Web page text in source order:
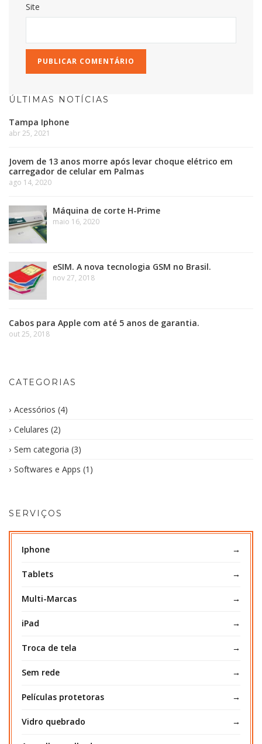
Site
ÚLTIMAS NOTÍCIAS
Tampa Iphone
abr 25, 2021
Jovem de 13 anos morre após levar choque elétrico em
carregador de celular em Palmas
ago 14, 2020
Máquina de corte H-Prime
maio 16, 2020
eSIM. A nova tecnologia GSM no Brasil.
nov 27, 2018
Cabos para Apple com até 5 anos de garantia.
out 25, 2018
CATEGORIAS
Acessórios (4)
Celulares (2)
Sem categoria (3)
Softwares e Apps (1)
SERVIÇOS
Iphone
Tablets
Multi-Marcas
iPad
Troca de tela
Sem rede
Películas protetoras
Vidro quebrado